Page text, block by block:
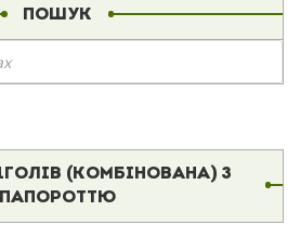
ПОШУК
(КОМБІНОВАНА) З
ПАПОРОТТЮ